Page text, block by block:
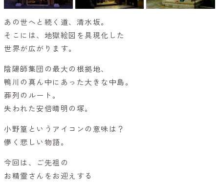
あの世へと続く道、清水坂。
そこには、地獄絵図を具現化した
世界が広がります。
陰陽師集団の最大の根拠地、
鴨川の真ん中にあった大きな中島。
葬列のルート。
失われた安倍晴明の塚。
小野篁というアイコンの意味は？
儚く悲しい物語。
今回は、ご先祖の
お精霊さんをお迎えする